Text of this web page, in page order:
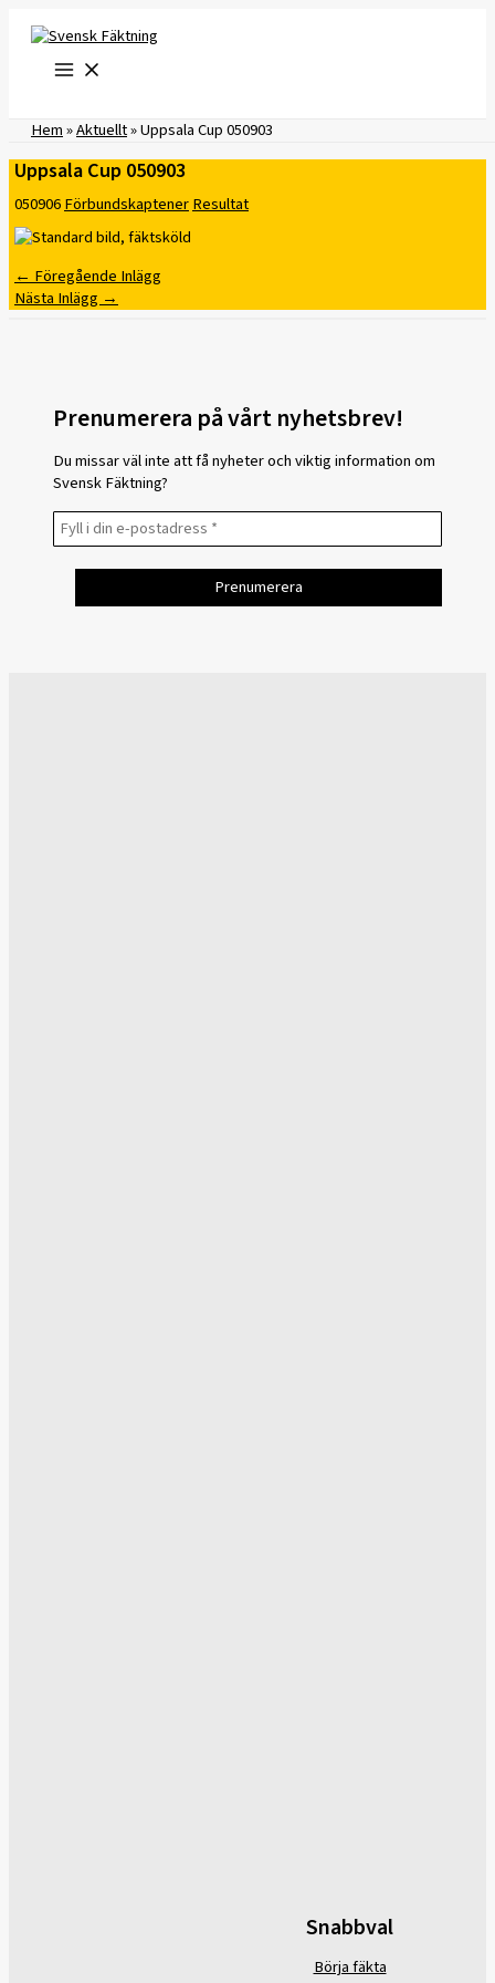
innehåll
Hem»Aktuellt»Uppsala Cup 050903
Uppsala Cup 050903
050906FörbundskaptenerResultat
← Föregående Inlägg
Nästa Inlägg →
Prenumerera på vårt nyhetsbrev!
Du missar väl inte att få nyheter och viktig information om
Svensk Fäktning?
Snabbval
Börja fäkta